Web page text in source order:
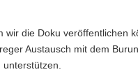
die Doku veröffentlichen
Austausch mit dem
unterstützen.